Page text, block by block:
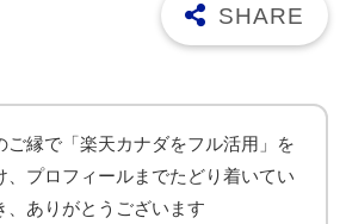
ご縁で「楽天カナダをフル活用」を
、プロフィールまでたどり着いてい
、ありがとうございます